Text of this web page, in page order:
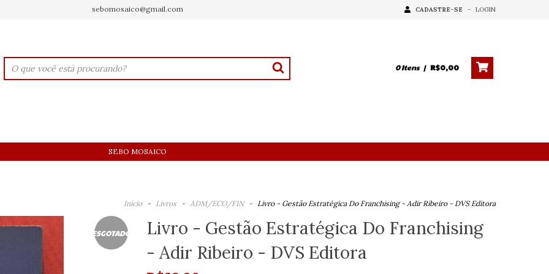
sebomosaico@gmail.com CADASTRE-SE - LOGIN
0Itens | R$0,00
SEBO MOSAICO
Início - Livros - ADM/ECO/FIN - Livro - Gestão Estratégica Do Franchising - Adir Ribeiro - DVS Editora
ESGOTADO
Livro - Gestão Estratégica Do Franchising
- Adir Ribeiro - DVS Editora